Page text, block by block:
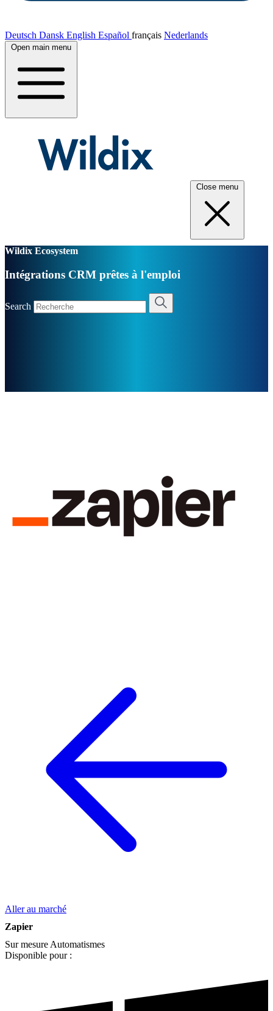
Deutsch Dansk English Español français Nederlands
Open main menu
Close menu
Wildix Ecosystem
Intégrations CRM prêtes à l'emploi
Search
Aller au marché
Zapier
Sur mesure Automatismes
Disponible pour :